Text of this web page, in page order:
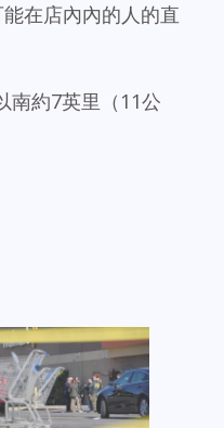
在店內內的人的直
約7英里（11公